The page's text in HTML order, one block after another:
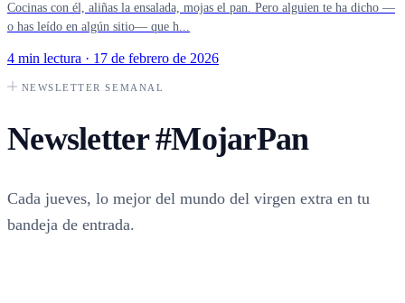
Cocinas con él, aliñas la ensalada, mojas el pan. Pero alguien te ha dicho —
o has leído en algún sitio— que h...
4 min lectura · 17 de febrero de 2026
NEWSLETTER SEMANAL
Newsletter#MojarPan
Cada jueves, lo mejor del mundo del virgen extra en tu
bandeja de entrada.